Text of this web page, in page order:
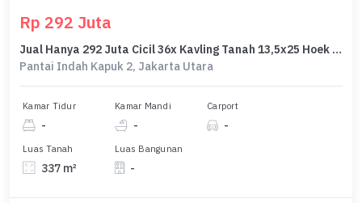
Rp 292 Juta
Jual Hanya 292 Juta Cicil 36x Kavling Tanah 13,5x25 Hoek 337 M2 Rumah Pantai Bukit Villa Pbv Mansion Pik 2 - Sell Only 292 Million Land For House 13,5x25 Corner 337 Sqm Pantai Bukit Villa Pbv Pik 2
Pantai Indah Kapuk 2, Jakarta Utara
Kamar Tidur
-
Kamar Mandi
-
Carport
-
Luas Tanah
337 m²
Luas Bangunan
-